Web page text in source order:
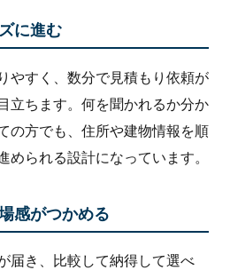
に進む
やすく、数分で見積もり依頼が
立ちます。何を聞かれるか分か
の方でも、住所や建物情報を順
められる設計になっています。
感がつかめる
届き、比較して納得して選べ